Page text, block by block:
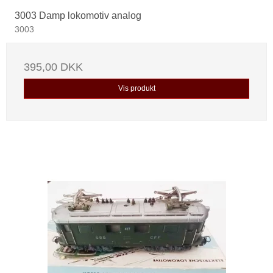
3003 Damp lokomotiv analog
3003
395,00 DKK
Vis produkt